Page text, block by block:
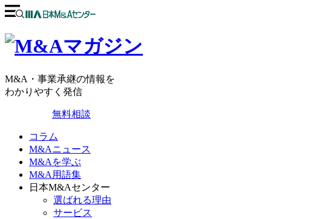
M&A・事業承継の情報を
わかりやすく発信
無料相談
コラム
M&Aニュース
M&Aを学ぶ
M&A用語集
日本M&Aセンター
選ばれる理由
サービス